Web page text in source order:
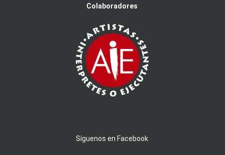
Colaboradores
Síguenos en Facebook